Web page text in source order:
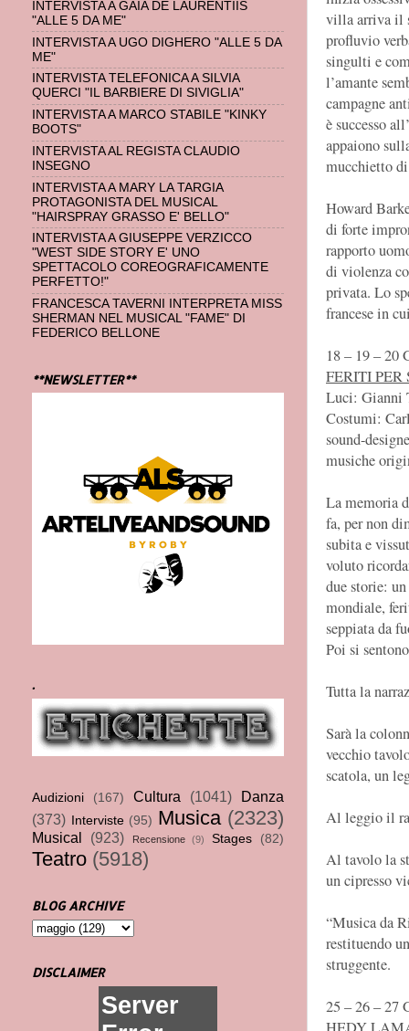
villa arriva il
profluvio
singulti e
l’amante
campagne
è successo
appaiono
mucchietto
Howard
di forte
rapporto
di violenza
privata. Lo
francese in
18 – 19 – 20
FERITI PER
Luci: Gianni
Costumi:
sound-
musiche
La memoria
fa, per non
subita e
voluto
due storie:
mondiale,
seppiata da
Poi si
Tutta la
Sarà la
vecchio
scatola, un
Al leggio il
Al tavolo la
un cipresso
“Musica da
restituendo
struggente.
25 – 26 – 27
INTERVISTA A GAIA DE LAURENTIIS
"ALLE 5 DA ME"
INTERVISTA A UGO DIGHERO "ALLE 5 DA
ME"
INTERVISTA TELEFONICA A SILVIA
QUERCI "IL BARBIERE DI SIVIGLIA"
INTERVISTA A MARCO STABILE "KINKY
BOOTS"
INTERVISTA AL REGISTA CLAUDIO
INSEGNO
INTERVISTA A MARY LA TARGIA
PROTAGONISTA DEL MUSICAL
"HAIRSPRAY GRASSO E' BELLO"
INTERVISTA A GIUSEPPE VERZICCO
"WEST SIDE STORY E' UNO
SPETTACOLO COREOGRAFICAMENTE
PERFETTO!"
FRANCESCA TAVERNI INTERPRETA MISS
SHERMAN NEL MUSICAL "FAME" DI
FEDERICO BELLONE
**NEWSLETTER**
.
Audizioni (167) Cultura (1041)
Danza
(373)
Interviste (95) Musica (2323)
Musical (923) Recensione (9) Stages (82)
Teatro (5918)
BLOG ARCHIVE
DISCLAIMER